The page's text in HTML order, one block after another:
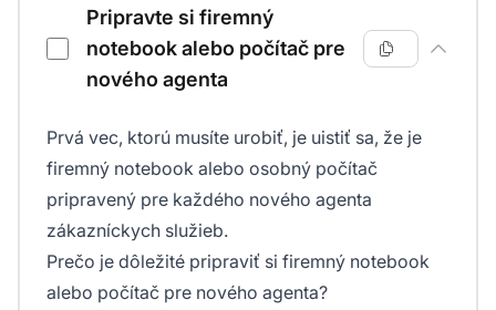
Pripravte si firemný
notebook alebo počítač pre
nového agenta
Prvá vec, ktorú musíte urobiť, je uistiť sa, že je
firemný notebook alebo osobný počítač
pripravený pre každého nového agenta
zákazníckych služieb.
Prečo je dôležité pripraviť si firemný notebook
alebo počítač pre nového agenta?